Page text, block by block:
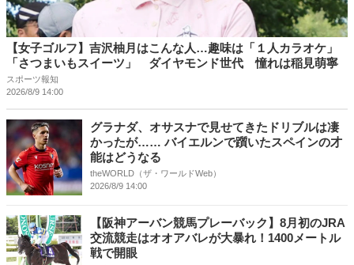
【女子ゴルフ】吉沢柚月はこんな人…趣味は「１人カラオケ」
「さつまいもスイーツ」 ダイヤモンド世代 憧れは稲見萌寧
スポーツ報知
2026/8/9 14:00
グラナダ、オサスナで見せてきたドリブルは凄
かったが…… バイエルンで躓いたスペインの才
能はどうなる
theWORLD（ザ・ワールドWeb）
2026/8/9 14:00
【阪神アーバン競馬プレーバック】8月初のJRA
交流競走はオオアバレが大暴れ！1400メートル
戦で開眼